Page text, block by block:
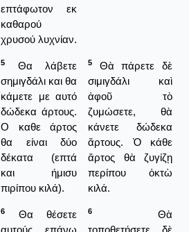
επτάφωτον εκ
καθαρού
χρυσού λυχνίαν.
5
Θα λάβετε
σημιγδάλι και θα
κάμετε με αυτό
δώδεκα άρτους.
Ο καθε άρτος
θα είναι δύο
δέκατα (επτά
και ήμισυ
πιρίπου κιλά).
5
Θὰ πάρετε δὲ
σιμιγδάλι καὶ
ἀφοῦ τὸ
ζυμώσετε, θὰ
κάνετε δώδεκα
ἄρτους. Ὁ κάθε
ἄρτος θὰ ζυγίζῃ
περίπου ὀκτὼ
κιλά.
6
Θα θέσετε
αυτούς επάνω
6
Θὰ
τοποθετήσετε δὲ